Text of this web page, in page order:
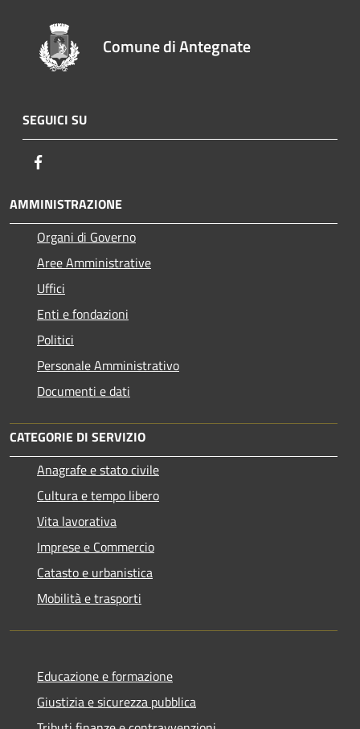
Comune di Antegnate
SEGUICI SU
AMMINISTRAZIONE
Organi di Governo
Aree Amministrative
Uffici
Enti e fondazioni
Politici
Personale Amministrativo
Documenti e dati
CATEGORIE DI SERVIZIO
Anagrafe e stato civile
Cultura e tempo libero
Vita lavorativa
Imprese e Commercio
Catasto e urbanistica
Mobilità e trasporti
Educazione e formazione
Giustizia e sicurezza pubblica